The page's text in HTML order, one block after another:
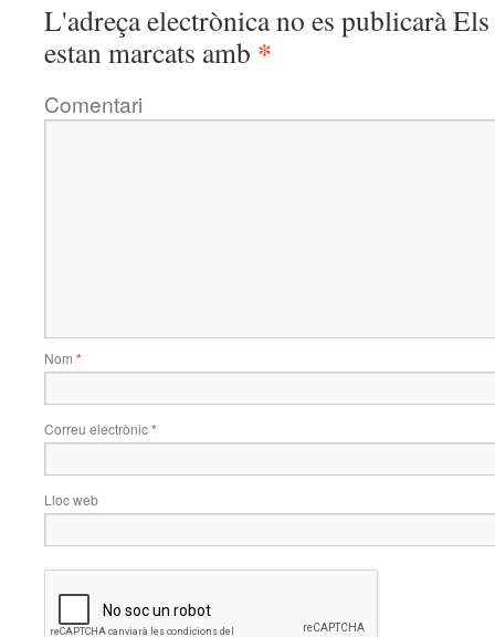
L'adreça electrònica no es publicaràEls
estan marcats amb *
Comentari
Nom *
Correu electrònic*
Lloc web